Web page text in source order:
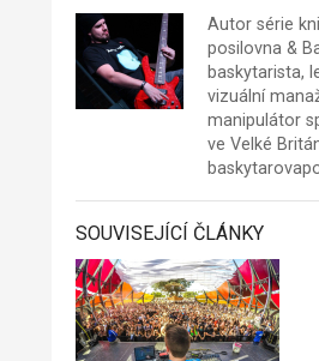
Autor série
posilovna &
baskytarista,
vizuální
manipulátor
ve Velké
SOUVISEJÍCÍ ČLÁNKY